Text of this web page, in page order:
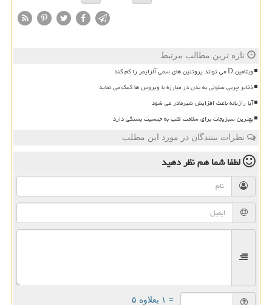
تازه ترین مطالب مرتبط
ویتامین D می تواند پروتئین های سمی آلزایمر را کم کند
ذخایر چربی سلولی به بدن در مبارزه با ویروس ها کمک می نماید
آیا رازیانه باعث افزایش شیرمادر می شود
بهترین سبزیجات برای سلامت قلب به جنسیت بستگی دارد
نظرات بینندگان در مورد این مطلب
لطفا شما همنظر دهید
= ۱ بعلاوه ۵